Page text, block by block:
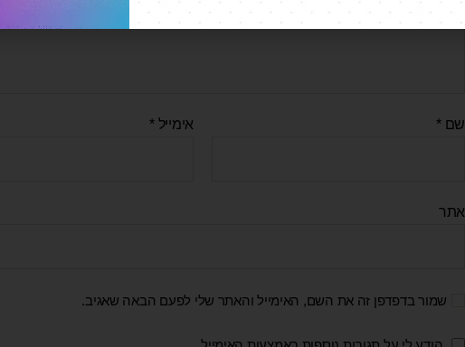
שם* אימייל*
אתר
שמור בדפדפן זה את השם, האימייל והאתר שלי לפעם הבאה שאגיב.